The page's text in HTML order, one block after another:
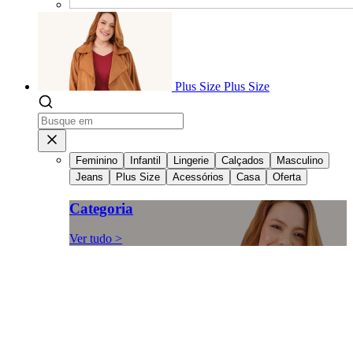
Plus Size Plus Size
Feminino Infantil Lingerie Calçados
Masculino
Jeans
Plus Size Acessórios Casa Oferta
Categoria
Ver tudo >